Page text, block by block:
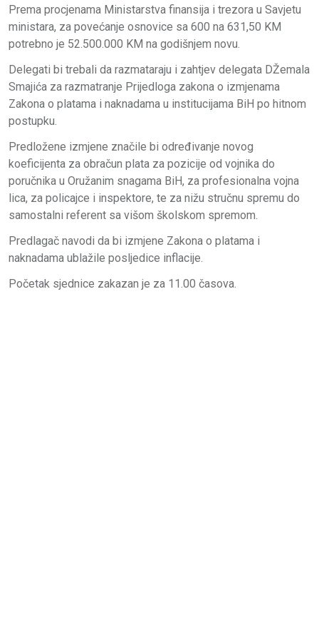
Prema procjenama Ministarstva finansija i trezora u Savjetu
ministara, za povećanje osnovice sa 600 na 631,50 KM
potrebno je 52.500.000 KM na godišnjem novu.
Delegati bi trebali da razmataraju i zahtjev delegata DŽemala
Smajića za razmatranje Prijedloga zakona o izmjenama
Zakona o platama i naknadama u institucijama BiH po hitnom
postupku.
Predložene izmjene značile bi određivanje novog
koeficijenta za obračun plata za pozicije od vojnika do
poručnika u Oružanim snagama BiH, za profesionalna vojna
lica, za policajce i inspektore, te za nižu stručnu spremu do
samostalni referent sa višom školskom spremom.
Predlagač navodi da bi izmjene Zakona o platama i
naknadama ublažile posljedice inflacije.
Početak sjednice zakazan je za 11.00 časova.